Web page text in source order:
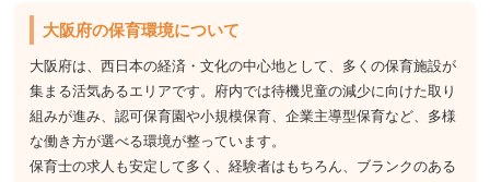
大阪府の保育環境について
大阪府は、西日本の経済・文化の中心地として、多くの保育施設が
集まる活気あるエリアです。府内では待機児童の減少に向けた取り
組みが進み、認可保育園や小規模保育、企業主導型保育など、多様
な働き方が選べる環境が整っています。
保育士の求人も安定して多く、経験者はもちろん、ブランクのある